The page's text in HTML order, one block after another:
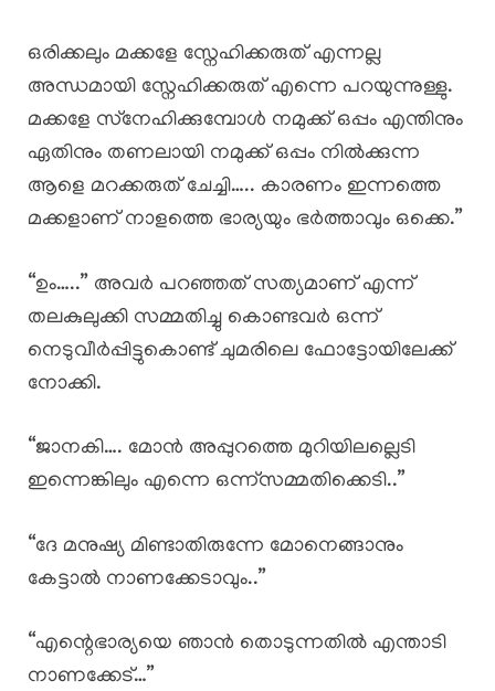
ഒരിക്കലും മക്കളേ സ്നേഹിക്കരുത് എന്നല്ല
അന്ധമായി സ്നേഹിക്കരുത് എന്നെ പറയുന്നുള്ളു.
മക്കളേ സ്‌നേഹിക്കുമ്പോൾ നമുക്ക് ഒപ്പം എന്തിനും
ഏതിനും തണലായി നമുക്ക് ഒപ്പം നിൽക്കുന്ന
ആളെ മറക്കരുത് ചേച്ചി….. കാരണം ഇന്നത്തെ
മക്കളാണ് നാളത്തെ ഭാര്യയും ഭർത്താവും ഒക്കെ.”
“ഉം…..” അവർ പറഞ്ഞത് സത്യമാണ് എന്ന്
തലകുലുക്കി സമ്മതിച്ചു കൊണ്ടവർ ഒന്ന്
നെടുവീർപ്പിട്ടുകൊണ്ട് ചുമരിലെ ഫോട്ടോയിലേക്ക്
നോക്കി.
“ജാനകി…. മോൻ അപ്പുറത്തെ മുറിയിലല്ലെടി
ഇന്നെങ്കിലും എന്നെ ഒന്ന്സമ്മതിക്കെടി..”
“ദേ മനുഷ്യ മിണ്ടാതിരുന്നേ മോനെങ്ങാനും
കേട്ടാൽ നാണക്കേടാവും..”
“എന്റെഭാര്യയെ ഞാൻ തൊടുന്നതിൽ എന്താടി
നാണക്കേട്…”